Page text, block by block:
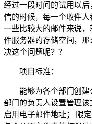
经过一段时间的试用以
信的时候，每一个收件
一些比较大的邮件来说
件服务器的存储空间，
决这个问题呢？？
项目标准：
能够为各个部门创建
部门的负责人设置管理
启用电子邮件地址； 限